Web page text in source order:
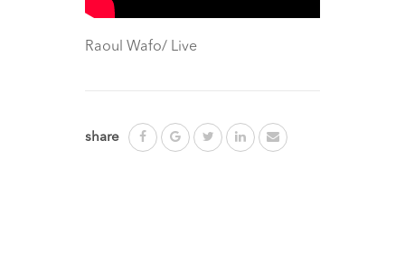
Raoul Wafo/ Live
share